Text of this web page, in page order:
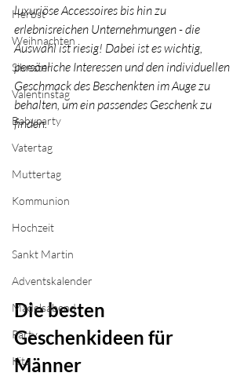
Herbst
Weihnachten
Silvester
Valentinstag
Babyparty
Vatertag
Muttertag
Kommunion
Hochzeit
Sankt Martin
Adventskalender
Mädelsabend
Party
Kita
luxuriöse Accessoires bis hin zu
erlebnisreichen Unternehmungen - die
Auswahl ist riesig! Dabei ist es wichtig,
persönliche Interessen und den individuellen
Geschmack des Beschenkten im Auge zu
behalten, um ein passendes Geschenk zu
finden.
Die besten
Geschenkideen für
Männer